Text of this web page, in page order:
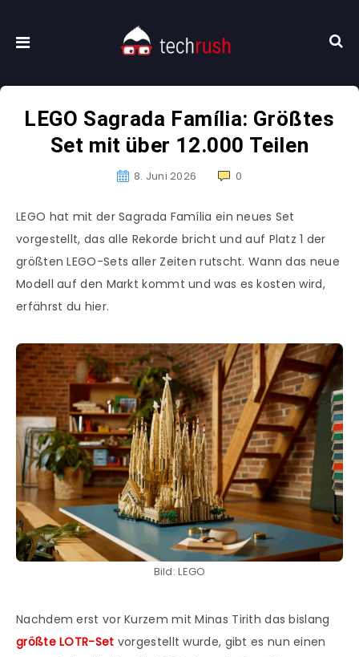
LEGO Sagrada Família: Größtes
Set mit über 12.000 Teilen
8. Juni 2026 0
LEGO hat mit der Sagrada Família ein neues Set
vorgestellt, das alle Rekorde bricht und auf Platz 1 der
größten LEGO-Sets aller Zeiten rutscht. Wann das neue
Modell auf den Markt kommt und was es kosten wird,
erfährst du hier.
Bild: LEGO
Nachdem erst vor Kurzem mit Minas Tirith das bislang
größte LOTR-Set vorgestellt wurde, gibt es nun einen